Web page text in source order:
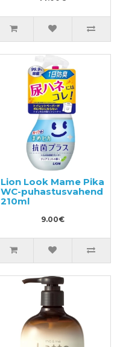
Lion Look Mame Pika
WC-puhastusvahend
210ml
9.00€